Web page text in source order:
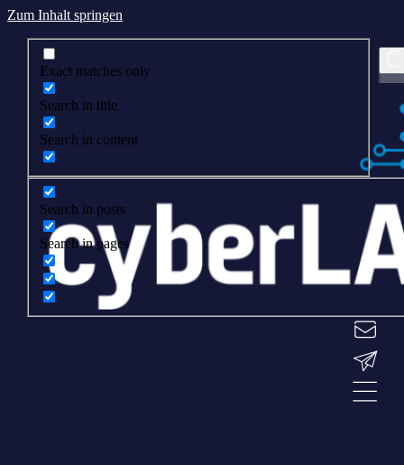
Zum Inhalt springen
Exact matches only
Search in title
Search in content
Search in posts
Search in pages